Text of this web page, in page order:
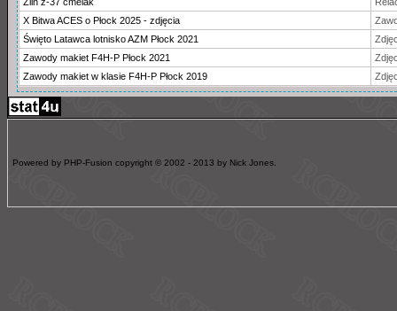
X Bitwa ACES o Płock 2025 - zdjęcia
Święto Latawca lotnisko AZM Płock 2021
Zawody makiet F4H-P Płock 2021
Zawody makiet w klasie F4H-P Płock 2019
Powered by PHP-Fusion copyright © 2002 - 2013 by Nick Jones.